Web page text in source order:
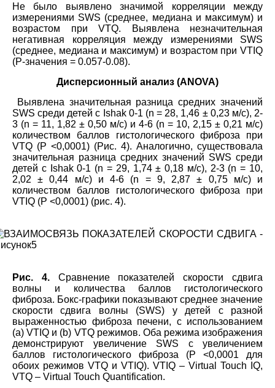
Не было выявлено значимой корреляции между
измерениями SWS (среднее, медиана и максимум) и
возрастом при VTQ. Выявлена незначительная
негативная корреляция между измерениями SWS
(среднее, медиана и максимум) и возрастом при VTIQ
(P-значения = 0.057-0.08).
Дисперсионный анализ (ANOVA)
Выявлена значительная разница средних значений
SWS среди детей с Ishak 0-1 (n = 28, 1,46 ± 0,23 м/с), 2-
3 (n = 11, 1,82 ± 0,50 м/с) и 4-6 (n = 10, 2,15 ± 0,21 м/с)
количеством баллов гистологического фиброза при
VTQ (P <0,0001) (Рис. 4). Аналогично, существовала
значительная разница средних значений SWS среди
детей с Ishak 0-1 (n = 29, 1,74 ± 0,18 м/с), 2-3 (n = 10,
2,02 ± 0,44 м/с) и 4-6 (n = 9, 2,87 ± 0,75 м/с) и
количеством баллов гистологического фиброза при
VTIQ (P <0,0001) (рис. 4).
Рис. 4.Сравнение показателей скорости сдвига
волны и количества баллов гистологического
фиброза. Бокс-графики показывают среднее значение
скорости сдвига волны (SWS) у детей с разной
выраженностью фиброза печени, с использованием
(а) VTIQ и (b) VTQ режимов. Оба режима изображения
демонстрируют увеличение SWS с увеличением
баллов гистологического фиброза (Р <0,0001 для
обоих режимов VTQ и VTIQ). VTIQ – Virtual Touch IQ,
VTQ – Virtual Touch Quantification.